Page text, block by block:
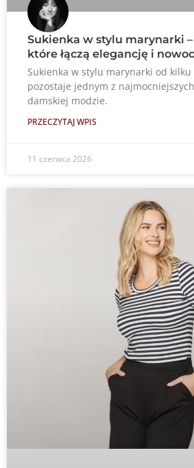
Sukienka w stylu marynarki
które łączą elegancję i
Sukienka w stylu marynarki od kilku
pozostaje jednym z
damskiej modzie.
PRZECZYTAJ WPIS
11 czerwca 2026